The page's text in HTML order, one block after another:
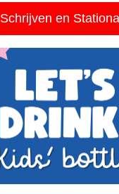
Schrijven en